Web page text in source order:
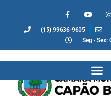
(15) 99636-9605
Seg - Sex: